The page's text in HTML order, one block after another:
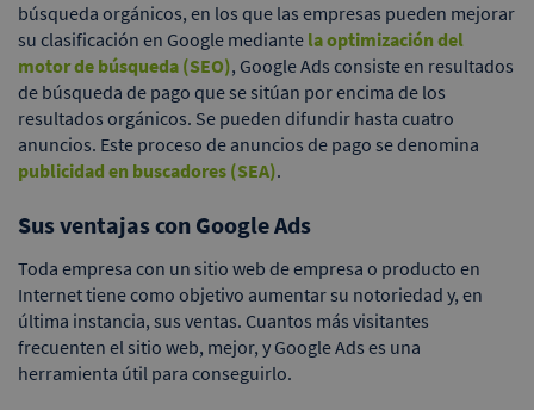
búsqueda orgánicos, en los que las empresas pueden mejorar
su clasificación en Google mediante la optimización del
motor de búsqueda (SEO), Google Ads consiste en resultados
de búsqueda de pago que se sitúan por encima de los
resultados orgánicos. Se pueden difundir hasta cuatro
anuncios. Este proceso de anuncios de pago se denomina
publicidad en buscadores (SEA).
Sus ventajas con Google Ads
Toda empresa con un sitio web de empresa o producto en
Internet tiene como objetivo aumentar su notoriedad y, en
última instancia, sus ventas. Cuantos más visitantes
frecuenten el sitio web, mejor, y Google Ads es una
herramienta útil para conseguirlo.